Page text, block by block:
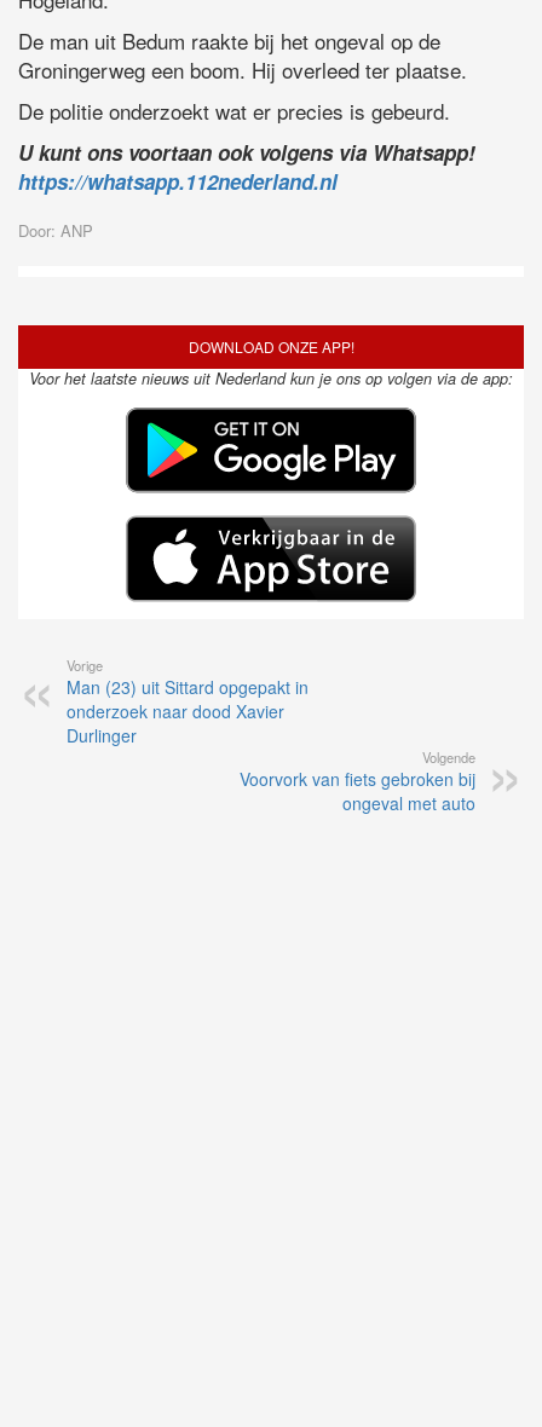
De man uit Bedum raakte bij het ongeval op de
Groningerweg een boom. Hij overleed ter plaatse.
De politie onderzoekt wat er precies is gebeurd.
U kunt ons voortaan ook volgens via Whatsapp!
https://whatsapp.112nederland.nl
Door: ANP
DOWNLOAD ONZE APP!
Voor het laatste nieuws uit Nederland kun je ons op volgen via de app:
Vorige
Man (23) uit Sittard opgepakt in
onderzoek naar dood Xavier
Durlinger
Volgende
Voorvork van fiets gebroken bij
ongeval met auto